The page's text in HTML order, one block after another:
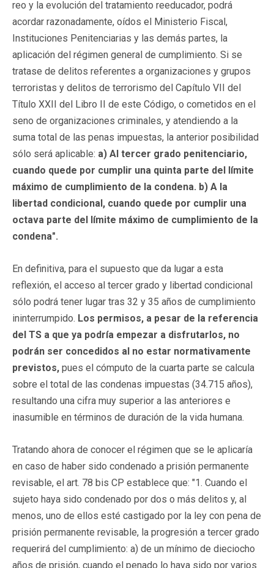
reo y la evolución del tratamiento reeducador, podrá
acordar razonadamente, oídos el Ministerio Fiscal,
Instituciones Penitenciarias y las demás partes, la
aplicación del régimen general de cumplimiento. Si se
tratase de delitos referentes a organizaciones y grupos
terroristas y delitos de terrorismo del Capítulo VII del
Título XXII del Libro II de este Código, o cometidos en el
seno de organizaciones criminales, y atendiendo a la
suma total de las penas impuestas, la anterior posibilidad
sólo será aplicable: a) Al tercer grado penitenciario,
cuando quede por cumplir una quinta parte del límite
máximo de cumplimiento de la condena. b) A la
libertad condicional, cuando quede por cumplir una
octava parte del límite máximo de cumplimiento de la
condena".
En definitiva, para el supuesto que da lugar a esta
reflexión, el acceso al tercer grado y libertad condicional
sólo podrá tener lugar tras 32 y 35 años de cumplimiento
ininterrumpido. Los permisos, a pesar de la referencia
del TS a que ya podría empezar a disfrutarlos, no
podrán ser concedidos al no estar normativamente
previstos, pues el cómputo de la cuarta parte se calcula
sobre el total de las condenas impuestas (34.715 años),
resultando una cifra muy superior a las anteriores e
inasumible en términos de duración de la vida humana.
Tratando ahora de conocer el régimen que se le aplicaría
en caso de haber sido condenado a prisión permanente
revisable, el art. 78 bis CP establece que: "1. Cuando el
sujeto haya sido condenado por dos o más delitos y, al
menos, uno de ellos esté castigado por la ley con pena de
prisión permanente revisable, la progresión a tercer grado
requerirá del cumplimiento: a) de un mínimo de dieciocho
años de prisión, cuando el penado lo haya sido por varios